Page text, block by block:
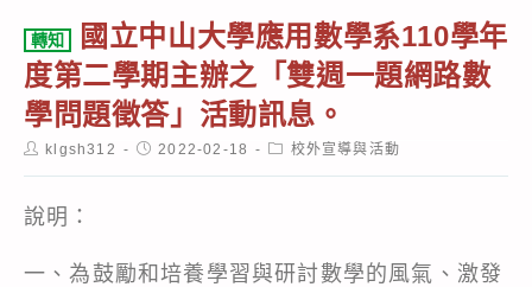
轉知
國立中山大學應用數學系110學年
度第二學期主辦之「雙週一題網路數
學問題徵答」活動訊息。
Postklgsh312
Post2022-02-18
Post校外宣導與活動
說明：
一、為鼓勵和培養學習與研討數學的風氣、激發